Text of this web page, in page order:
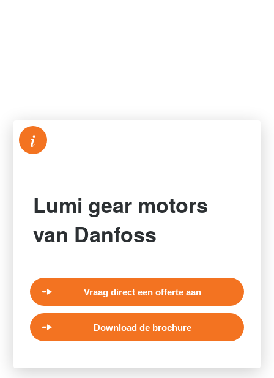
i
Lumi gear motors
van Danfoss
Vraag direct een offerte aan
Download de brochure